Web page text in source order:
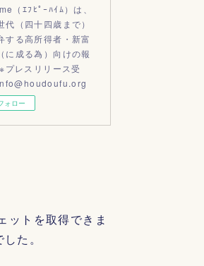
（ｴﾌﾋﾟｰﾊｲﾑ）は、
代（四十四歳まで）
する高所得者・新富
に成る為）向けの報
プレスリリース受
ォロー
ットを取得できま
た。